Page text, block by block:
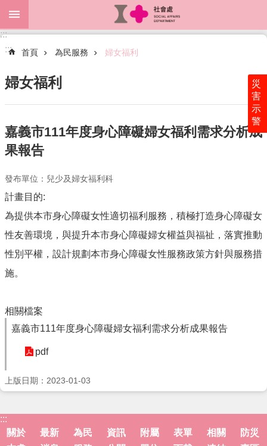
跳到主要內容區塊
進
階
關
於
本
最
新
消
息
民
服
資
訊
公
屬
單
相
關
災
害
示
警
:::
:::
首頁 為民服務 婦女福利
婦女福利
嘉義市111年度身心障礙婦女福利需求分析成
果報告
發布單位：兒少及婦女福利科
計畫目的:
為提供本市身心障礙女性適切福利服務，積極打造身心障礙女
性友善環境，與提升本市身心障礙婦女權益與福祉，落實推動
性別平權，設計規劃本市身心障礙女性服務政策方針與服務措
施。
相關檔案
嘉義市111年度身心障礙婦女福利需求分析成果報告
pdf
上版日期：2023-01-03
:::
關於
最新
為民
資訊
附屬
表單
相關
防災